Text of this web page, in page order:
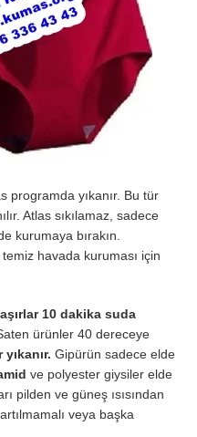
programda yıkanır. Bu tür
Atlas sıkılamaz, sadece
kurumaya bırakın.
temiz havada kuruması için
10 dakika suda
ürünler 40 dereceye
Gipürün sadece elde
ve polyester giysiler elde
pilden ve güneş ısısından
veya başka